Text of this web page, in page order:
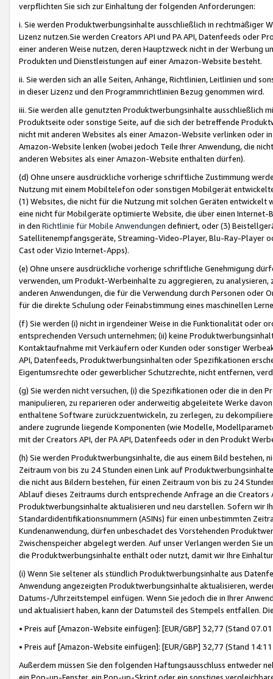
verpflichten Sie sich zur Einhaltung der folgenden Anforderungen:
i. Sie werden Produktwerbungsinhalte ausschließlich in rechtmäßiger
Lizenz nutzen.Sie werden Creators API und PA API, Datenfeeds oder
einer anderen Weise nutzen, deren Hauptzweck nicht in der Werbung
Produkten und Dienstleistungen auf einer Amazon-Website besteht.
ii. Sie werden sich an alle Seiten, Anhänge, Richtlinien, Leitlinien und
in dieser Lizenz und den Programmrichtlinien Bezug genommen wird.
iii. Sie werden alle genutzten Produktwerbungsinhalte ausschließlich
Produktseite oder sonstige Seite, auf die sich der betreffende
nicht mit anderen Websites als einer Amazon-Website verlinken oder
Amazon-Website lenken (wobei jedoch Teile Ihrer Anwendung, die
anderen Websites als einer Amazon-Website enthalten dürfen).
(d) Ohne unsere ausdrückliche vorherige schriftliche Zustimmung
Nutzung mit einem Mobiltelefon oder sonstigen Mobilgerät
(1) Websites, die nicht für die Nutzung mit solchen Geräten
eine nicht für Mobilgeräte optimierte Website, die über einen
in den Richtlinie für Mobile Anwendungen definiert, oder (3)
Satellitenempfangsgeräte, Streaming-Video-Player, Blu-Ray-Player
Cast oder Vizio Internet-Apps).
(e) Ohne unsere ausdrückliche vorherige schriftliche Genehmigung
verwenden, um Produkt-Werbeinhalte zu aggregieren, zu
anderen Anwendungen, die für die Verwendung durch Personen
für die direkte Schulung oder Feinabstimmung eines maschinellen
(f) Sie werden (i) nicht in irgendeiner Weise in die Funktionalität oder
entsprechenden Versuch unternehmen; (ii) keine
Kontaktaufnahme mit Verkäufern oder Kunden oder sonstiger
API, Datenfeeds, Produktwerbungsinhalten oder Spezifikationen
Eigentumsrechte oder gewerblicher Schutzrechte, nicht entfernen,
(g) Sie werden nicht versuchen, (i) die Spezifikationen oder die in
manipulieren, zu reparieren oder anderweitig abgeleitete Werke
enthaltene Software zurückzuentwickeln, zu zerlegen, zu
andere zugrunde liegende Komponenten (wie Modelle,
mit der Creators API, der PA API, Datenfeeds oder in den Produkt
(h) Sie werden Produktwerbungsinhalte, die aus einem Bild bestehen,
Zeitraum von bis zu 24 Stunden einen Link auf
die nicht aus Bildern bestehen, für einen Zeitraum von bis zu 24
Ablauf dieses Zeitraums durch entsprechende Anfrage an die
Produktwerbungsinhalte aktualisieren und neu darstellen. Sofern wir
Standardidentifikationsnummern (ASINs) für einen unbestimmten
Kundenanwendung, dürfen unbeschadet des Vorstehenden
Zwischenspeicher abgelegt werden. Auf unser Verlangen werden Sie
die Produktwerbungsinhalte enthält oder nutzt, damit wir Ihre
(i) Wenn Sie seltener als stündlich Produktwerbungsinhalte aus
Anwendung angezeigten Produktwerbungsinhalte aktualisieren,
Datums-/Uhrzeitstempel einfügen. Wenn Sie jedoch die in Ihrer
und aktualisiert haben, kann der Datumsteil des Stempels entfallen.
• Preis auf [Amazon-Website einfügen]: [EUR/GBP] 32,77 (Stand
• Preis auf [Amazon-Website einfügen]: [EUR/GBP] 32,77 (Stand
Außerdem müssen Sie den folgenden Haftungsausschluss entweder
ein Pop-up-Fenster, ein Pop-up-Skript oder ein sonstiges